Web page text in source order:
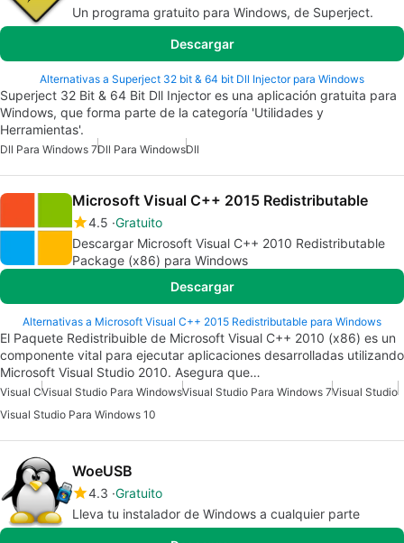
Un programa gratuito para Windows, de Superject.
Descargar
Alternativas a Superject 32 bit & 64 bit Dll Injector para Windows
Superject 32 Bit & 64 Bit Dll Injector es una aplicación gratuita para
Windows, que forma parte de la categoría 'Utilidades y
Herramientas'.
Dll Para Windows 7Dll Para WindowsDll
Microsoft Visual C++ 2015 Redistributable
4.5 Gratuito
Descargar Microsoft Visual C++ 2010 Redistributable
Package (x86) para Windows
Descargar
Alternativas a Microsoft Visual C++ 2015 Redistributable para Windows
El Paquete Redistribuible de Microsoft Visual C++ 2010 (x86) es un
componente vital para ejecutar aplicaciones desarrolladas utilizando
Microsoft Visual Studio 2010. Asegura que…
Visual CVisual Studio Para WindowsVisual Studio Para Windows 7Visual Studio
Visual Studio Para Windows 10
WoeUSB
4.3 Gratuito
Lleva tu instalador de Windows a cualquier parte